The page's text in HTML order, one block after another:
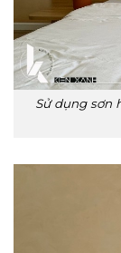
Sử dụng sơn